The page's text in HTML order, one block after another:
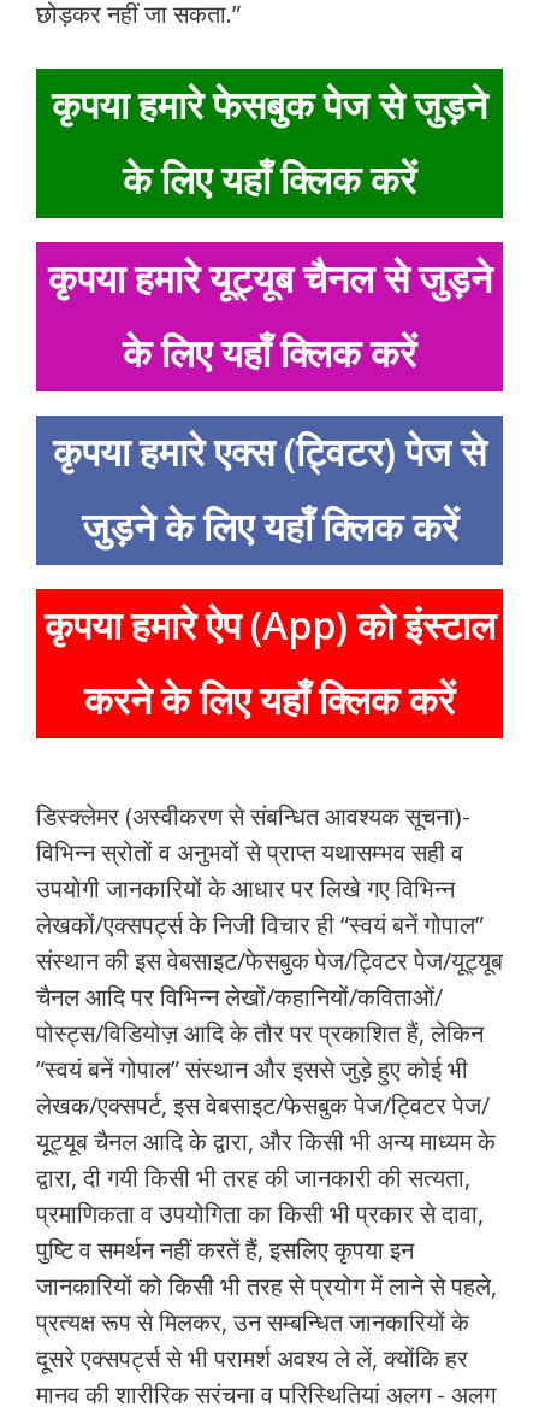
छोड़कर नहीं जा सकता.”
कृपया हमारे फेसबुक पेज से जुड़ने
के लिए यहाँ क्लिक करें
कृपया हमारे यूट्यूब चैनल से जुड़ने
के लिए यहाँ क्लिक करें
कृपया हमारे एक्स (ट्विटर) पेज से
जुड़ने के लिए यहाँ क्लिक करें
कृपया हमारे ऐप (App) को इंस्टाल
करने के लिए यहाँ क्लिक करें
डिस्क्लेमर (अस्वीकरण से संबन्धित आवश्यक सूचना)-
विभिन्न स्रोतों व अनुभवों से प्राप्त यथासम्भव सही व
उपयोगी जानकारियों के आधार पर लिखे गए विभिन्न
लेखकों/एक्सपर्ट्स के निजी विचार ही “स्वयं बनें गोपाल”
संस्थान की इस वेबसाइट/फेसबुक पेज/ट्विटर पेज/यूट्यूब
चैनल आदि पर विभिन्न लेखों/कहानियों/कविताओं/
पोस्ट्स/विडियोज़ आदि के तौर पर प्रकाशित हैं, लेकिन
“स्वयं बनें गोपाल” संस्थान और इससे जुड़े हुए कोई भी
लेखक/एक्सपर्ट, इस वेबसाइट/फेसबुक पेज/ट्विटर पेज/
यूट्यूब चैनल आदि के द्वारा, और किसी भी अन्य माध्यम के
द्वारा, दी गयी किसी भी तरह की जानकारी की सत्यता,
प्रमाणिकता व उपयोगिता का किसी भी प्रकार से दावा,
पुष्टि व समर्थन नहीं करतें हैं, इसलिए कृपया इन
जानकारियों को किसी भी तरह से प्रयोग में लाने से पहले,
प्रत्यक्ष रूप से मिलकर, उन सम्बन्धित जानकारियों के
दूसरे एक्सपर्ट्स से भी परामर्श अवश्य ले लें, क्योंकि हर
मानव की शारीरिक सरंचना व परिस्थितियां अलग - अलग